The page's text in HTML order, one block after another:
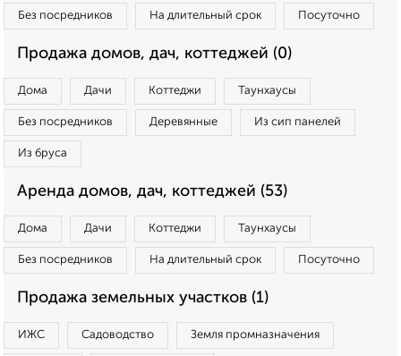
Без посредников На длительный срок Посуточно
Продажа домов, дач, коттеджей (0)
Дома Дачи Коттеджи Таунхаусы
Без посредников Деревянные Из сип панелей
Из бруса
Аренда домов, дач, коттеджей (53)
Дома Дачи Коттеджи Таунхаусы
Без посредников На длительный срок Посуточно
Продажа земельных участков (1)
ИЖС Садоводство Земля промназначения